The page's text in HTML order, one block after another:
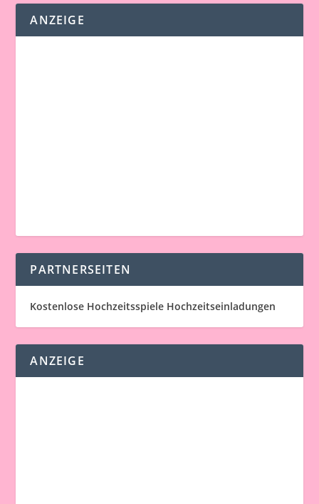
ANZEIGE
PARTNERSEITEN
Kostenlose Hochzeitsspiele Hochzeitseinladungen
ANZEIGE